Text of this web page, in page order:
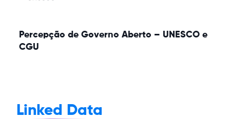
Percepção de Governo Aberto – UNESCO e
CGU
Linked Data